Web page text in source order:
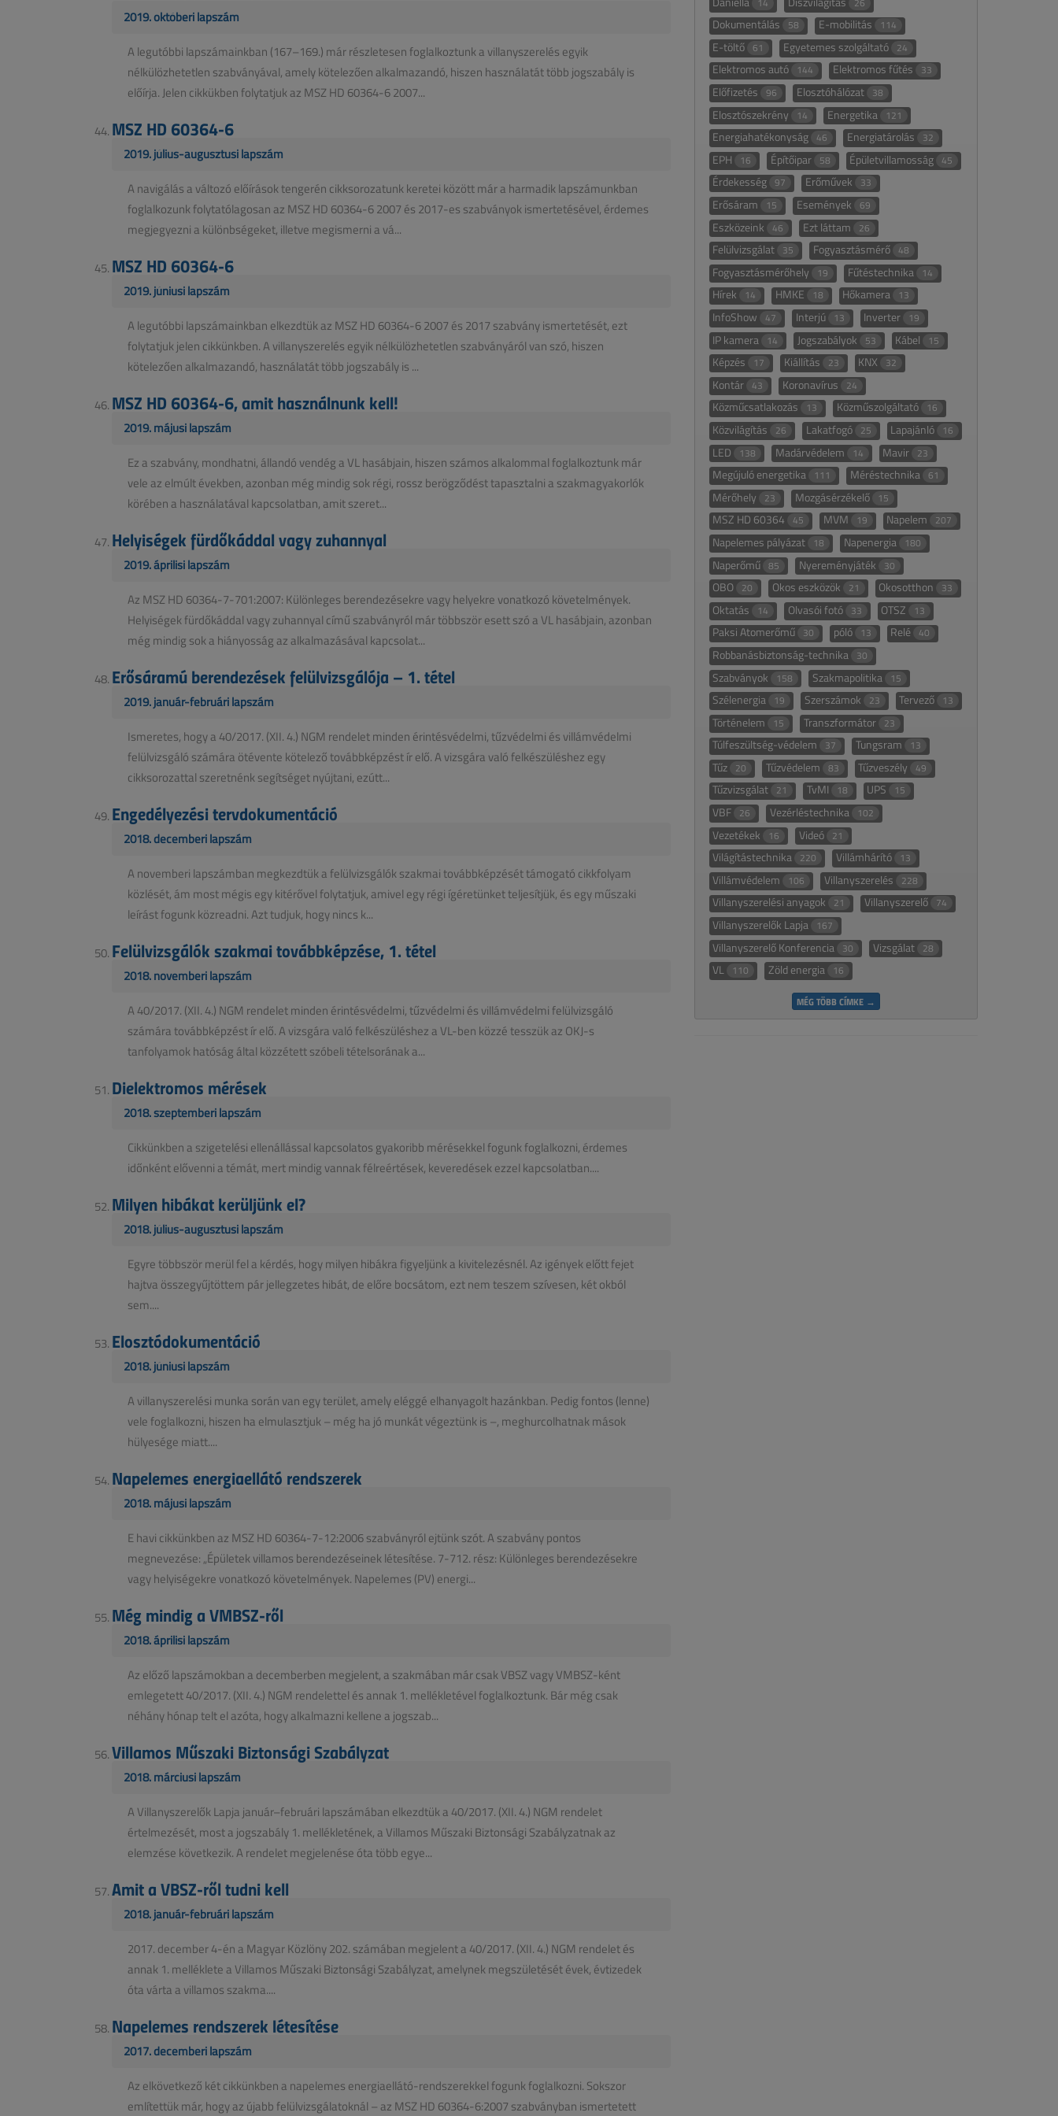
2019. októberi lapszám
A legutóbbi lapszámainkban (167–169.) már részletesen foglalkoztunk a villanyszerelés egyik
nélkülözhetetlen szabványával, amely kötelezően alkalmazandó, hiszen használatát több jogszabály is
előírja. Jelen cikkükben folytatjuk az MSZ HD 60364-6 2007...
MSZ HD 60364-6
2019. július-augusztusi lapszám
A navigálás a változó előírások tengerén cikksorozatunk keretei között már a harmadik lapszámunkban
foglalkozunk folytatólagosan az MSZ HD 60364-6 2007 és 2017-es szabványok ismertetésével, érdemes
megjegyezni a különbségeket, illetve megismerni a vá...
MSZ HD 60364-6
2019. júniusi lapszám
A legutóbbi lapszámainkban elkezdtük az MSZ HD 60364-6 2007 és 2017 szabvány ismertetését, ezt
folytatjuk jelen cikkünkben. A villanyszerelés egyik nélkülözhetetlen szabványáról van szó, hiszen
kötelezően alkalmazandó, használatát több jogszabály is ...
MSZ HD 60364-6, amit használnunk kell!
2019. májusi lapszám
Ez a szabvány, mondhatni, állandó vendég a VL hasábjain, hiszen számos alkalommal foglalkoztunk már
vele az elmúlt években, azonban még mindig sok régi, rossz berögződést tapasztalni a szakmagyakorlók
körében a használatával kapcsolatban, amit szeret...
Helyiségek fürdőkáddal vagy zuhannyal
2019. áprilisi lapszám
Az MSZ HD 60364-7-701:2007: Különleges berendezésekre vagy helyekre vonatkozó követelmények.
Helyiségek fürdőkáddal vagy zuhannyal című szabványról már többször esett szó a VL hasábjain, azonban
még mindig sok a hiányosság az alkalmazásával kapcsolat...
Erősáramú berendezések felülvizsgálója – 1. tétel
2019. január-februári lapszám
Ismeretes, hogy a 40/2017. (XII. 4.) NGM rendelet minden érintésvédelmi, tűzvédelmi és villámvédelmi
felülvizsgáló számára ötévente kötelező továbbképzést ír elő. A vizsgára való felkészüléshez egy
cikksorozattal szeretnénk segítséget nyújtani, ezútt...
Engedélyezési tervdokumentáció
2018. decemberi lapszám
A novemberi lapszámban megkezdtük a felülvizsgálók szakmai továbbképzését támogató cikkfolyam
közlését, ám most mégis egy kitérővel folytatjuk, amivel egy régi ígéretünket teljesítjük, és egy műszaki
leírást fogunk közreadni. Azt tudjuk, hogy nincs k...
Felülvizsgálók szakmai továbbképzése, 1. tétel
2018. novemberi lapszám
A 40/2017. (XII. 4.) NGM rendelet minden érintésvédelmi, tűzvédelmi és villámvédelmi felülvizsgáló
számára továbbképzést ír elő. A vizsgára való felkészüléshez a VL-ben közzé tesszük az OKJ-s
tanfolyamok hatóság által közzétett szóbeli tételsorának a...
Dielektromos mérések
2018. szeptemberi lapszám
Cikkünkben a szigetelési ellenállással kapcsolatos gyakoribb mérésekkel fogunk foglalkozni, érdemes
időnként elővenni a témát, mert mindig vannak félreértések, keveredések ezzel kapcsolatban....
Milyen hibákat kerüljünk el?
2018. július-augusztusi lapszám
Egyre többször merül fel a kérdés, hogy milyen hibákra figyeljünk a kivitelezésnél. Az igények előtt fejet
hajtva összegyűjtöttem pár jellegzetes hibát, de előre bocsátom, ezt nem teszem szívesen, két okból
sem....
Elosztódokumentáció
2018. júniusi lapszám
A villanyszerelési munka során van egy terület, amely eléggé elhanyagolt hazánkban. Pedig fontos (lenne)
vele foglalkozni, hiszen ha elmulasztjuk – még ha jó munkát végeztünk is –, meghurcolhatnak mások
hülyesége miatt....
Napelemes energiaellátó rendszerek
2018. májusi lapszám
E havi cikkünkben az MSZ HD 60364-7-12:2006 szabványról ejtünk szót. A szabvány pontos
megnevezése: „Épületek villamos berendezéseinek létesítése. 7-712. rész: Különleges berendezésekre
vagy helyiségekre vonatkozó követelmények. Napelemes (PV) energi...
Még mindig a VMBSZ-ről
2018. áprilisi lapszám
Az előző lapszámokban a decemberben megjelent, a szakmában már csak VBSZ vagy VMBSZ-ként
emlegetett 40/2017. (XII. 4.) NGM rendelettel és annak 1. mellékletével foglalkoztunk. Bár még csak
néhány hónap telt el azóta, hogy alkalmazni kellene a jogszab...
Villamos Műszaki Biztonsági Szabályzat
2018. márciusi lapszám
A Villanyszerelők Lapja január–februári lapszámában elkezdtük a 40/2017. (XII. 4.) NGM rendelet
értelmezését, most a jogszabály 1. mellékletének, a Villamos Műszaki Biztonsági Szabályzatnak az
elemzése következik. A rendelet megjelenése óta több egye...
Amit a VBSZ-ről tudni kell
2018. január-februári lapszám
2017. december 4-én a Magyar Közlöny 202. számában megjelent a 40/2017. (XII. 4.) NGM rendelet és
annak 1. melléklete a Villamos Műszaki Biztonsági Szabályzat, amelynek megszületését évek, évtizedek
óta várta a villamos szakma....
Napelemes rendszerek létesítése
2017. decemberi lapszám
Az elkövetkező két cikkünkben a napelemes energiaellátó-rendszerekkel fogunk foglalkozni. Sokszor
említettük már, hogy az újabb felülvizsgálatoknál – az MSZ HD 60364-6:2007 szabványban ismertetett
Dokumentálás 58 E-mobilitás 114
E-töltő 61 Egyetemes szolgáltató 24
Elektromos autó 144 Elektromos fűtés 33
Előfizetés 96 Elosztóhálózat 38
Elosztószekrény 14 Energetika 121
Energiahatékonyság 46 Energiatárolás 32
EPH 16 Építőipar 58 Épületvillamosság 45
Érdekesség 97 Erőművek 33
Erősáram 15 Események 69
Eszközeink 46 Ezt láttam 26
Felülvizsgálat 35 Fogyasztásmérő 48
Fogyasztásmérőhely 19 Fűtéstechnika 14
Hírek 14 HMKE 18 Hőkamera 13
InfoShow 47 Interjú 13 Inverter 19
IP kamera 14 Jogszabályok 53 Kábel 15
Képzés 17 Kiállítás 23 KNX 32
Kontár 43 Koronavírus 24
Közműcsatlakozás 13 Közműszolgáltató 16
Közvilágítás 26 Lakatfogó 25 Lapajánló 16
LED 138 Madárvédelem 14 Mavir 23
Megújuló energetika 111 Méréstechnika 61
Mérőhely 23 Mozgásérzékelő 15
MSZ HD 60364 45 MVM 19 Napelem 207
Napelemes pályázat 18 Napenergia 180
Naperőmű 85 Nyereményjáték 30
OBO 20 Okos eszközök 21 Okosotthon 33
Oktatás 14 Olvasói fotó 33 OTSZ 13
Paksi Atomerőmű 30 póló 13 Relé 40
Robbanásbiztonság-technika 30
Szabványok 158 Szakmapolitika 15
Szélenergia 19 Szerszámok 23 Tervező 13
Történelem 15 Transzformátor 23
Túlfeszültség-védelem 37 Tungsram 13
Tűz 20 Tűzvédelem 83 Tűzveszély 49
Tűzvizsgálat 21 TvMI 18 UPS 15
VBF 26 Vezérléstechnika 102
Vezetékek 16 Videó 21
Világítástechnika 220 Villámhárító 13
Villámvédelem 106 Villanyszerelés 228
Villanyszerelési anyagok 21 Villanyszerelő 74
Villanyszerelők Lapja 167
Villanyszerelő Konferencia 30 Vizsgálat 28
VL 110 Zöld energia 16
MÉG TÖBB CÍMKE →